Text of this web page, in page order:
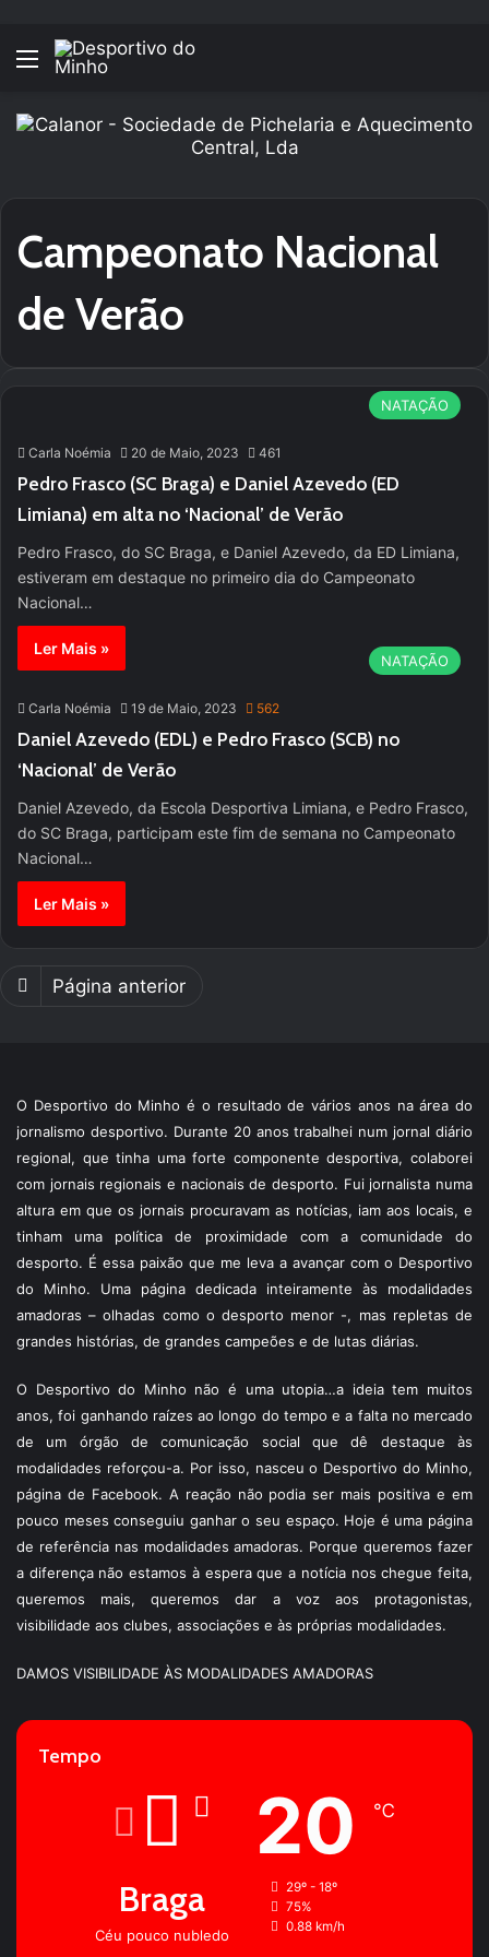
Menu
Campeonato Nacional
de Verão
NATAÇÃO
Carla Noémia 20 de Maio, 2023 461
Pedro Frasco (SC Braga) e Daniel Azevedo (ED
Limiana) em alta no ‘Nacional’ de Verão
Pedro Frasco, do SC Braga, e Daniel Azevedo, da ED Limiana,
estiveram em destaque no primeiro dia do Campeonato
Nacional…
Ler Mais »
NATAÇÃO
Carla Noémia 19 de Maio, 2023 562
Daniel Azevedo (EDL) e Pedro Frasco (SCB) no
‘Nacional’ de Verão
Daniel Azevedo, da Escola Desportiva Limiana, e Pedro Frasco,
do SC Braga, participam este fim de semana no Campeonato
Nacional…
Ler Mais »
Página anterior
O Desportivo do Minho é o resultado de vários anos na área do
jornalismo desportivo. Durante 20 anos trabalhei num jornal diário
regional, que tinha uma forte componente desportiva, colaborei
com jornais regionais e nacionais de desporto. Fui jornalista numa
altura em que os jornais procuravam as notícias, iam aos locais, e
tinham uma política de proximidade com a comunidade do
desporto. É essa paixão que me leva a avançar com o Desportivo
do Minho. Uma página dedicada inteiramente às modalidades
amadoras – olhadas como o desporto menor -, mas repletas de
grandes histórias, de grandes campeões e de lutas diárias.
O Desportivo do Minho não é uma utopia…a ideia tem muitos
anos, foi ganhando raízes ao longo do tempo e a falta no mercado
de um órgão de comunicação social que dê destaque às
modalidades reforçou-a. Por isso, nasceu o Desportivo do Minho,
página de Facebook. A reação não podia ser mais positiva e em
pouco meses conseguiu ganhar o seu espaço. Hoje é uma página
de referência nas modalidades amadoras. Porque queremos fazer
a diferença não estamos à espera que a notícia nos chegue feita,
queremos mais, queremos dar a voz aos protagonistas,
visibilidade aos clubes, associações e às próprias modalidades.
DAMOS VISIBILIDADE ÀS MODALIDADES AMADORAS
Tempo
Braga
Céu pouco nubledo
20 ℃
29º - 18º
75%
0.88 km/h